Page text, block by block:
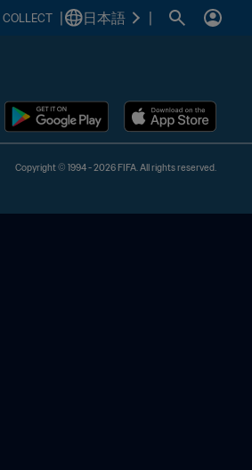
COLLECT 日本語
Copyright © 1994 - 2026 FIFA. All rights reserved.